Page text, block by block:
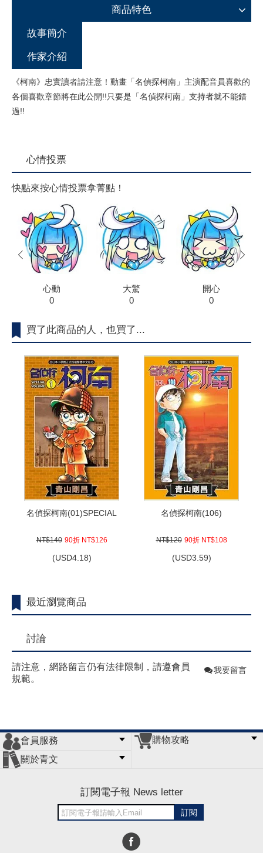
商品特色
故事簡介
作家介紹
《柯南》忠實讀者請注意！動畫「名偵探柯南」主演配音員喜歡的
各個喜歡章節將在此公開!!只要是「名偵探柯南」支持者就不能錯
過!!
心情投票
快點來按心情投票拿菁點！
心動
0
大驚
0
開心
0
prev next
買了此商品的人，也買了...
名偵探柯南(01)SPECIAL
NT$140 90折 NT$126
(USD4.18)
名偵探柯南(106)
NT$120 90折 NT$108
(USD3.59)
最近瀏覽商品
討論
請注意，網路留言仍有法律限制，請遵會員
規範。
我要留言
會員服務
會員辦法
客服信箱
隱私條款
網站導覽
購物攻略
關於青文
訂閱電子報 News letter
訂閱